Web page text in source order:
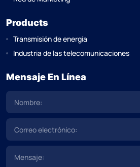
Products
Transmisión de energía
Industria de las telecomunicaciones
Mensaje En Línea